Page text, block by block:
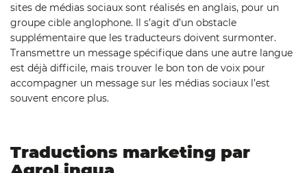
sites de médias sociaux sont réalisés en anglais, pour un
groupe cible anglophone. Il s’agit d’un obstacle
supplémentaire que les traducteurs doivent surmonter.
Transmettre un message spécifique dans une autre langue
est déjà difficile, mais trouver le bon ton de voix pour
accompagner un message sur les médias sociaux l’est
souvent encore plus.
Traductions marketing par